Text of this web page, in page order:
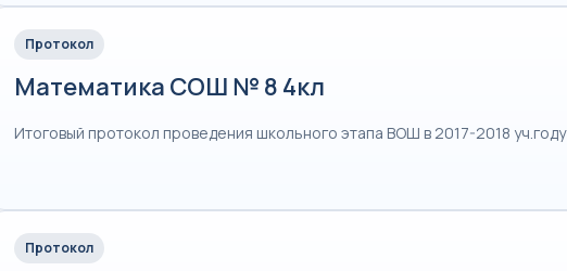
Протокол
Математика СОШ № 8 4кл
Итоговый протокол проведения школьного этапа ВОШ в 2017-2018 уч.году
Протокол